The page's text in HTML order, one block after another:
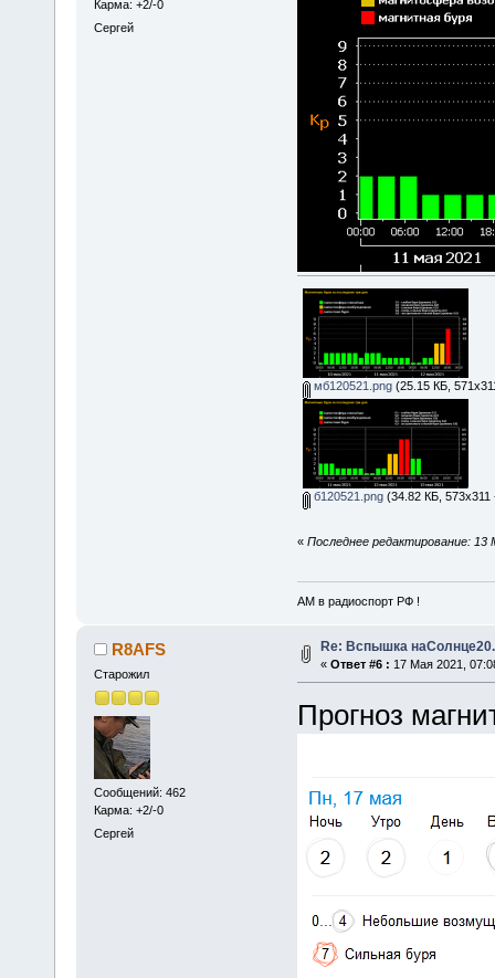
Карма: +2/-0
Сергей
мб120521.png(25.15 КБ,
б120521.png(34.82 КБ, 573x311
« Последнее редактирование: 13
АМ в радиоспорт РФ !
R8AFS
Старожил
Сообщений: 462
Карма: +2/-0
Сергей
Re: Вспышка
« Ответ #6 : 17 Мая 2021,
Прогноз